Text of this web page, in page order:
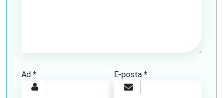
Ad * E-posta*